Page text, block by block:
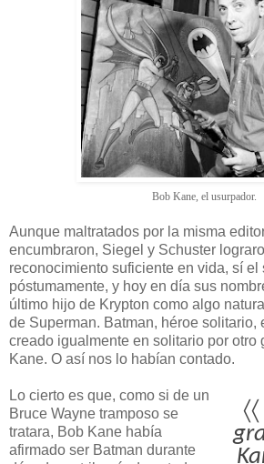
Bob Kane, el usurpador.
Aunque maltratados por la misma
encumbraron, Siegel y Schuster
reconocimiento suficiente en vida, sí el
póstumamente, y hoy en día sus
último hijo de Krypton como algo
de Superman. Batman, héroe solitario,
creado igualmente en solitario por otro
Kane. O así nos lo habían contado.
〈〈
Lo cierto es que, como si de un
Bruce Wayne tramposo se
tratara, Bob Kane había
afirmado ser Batman durante